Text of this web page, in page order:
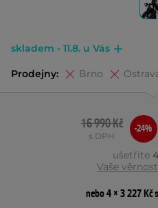
skladem - 11.8. u Vás
Prodejny: Brno
16 990 Kč
s DPH
-24%
ušetříte
Vaše
nebo 4 × 3 227 Kč s